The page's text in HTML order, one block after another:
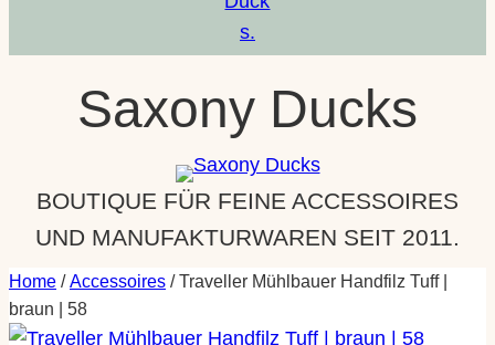
m
Saxony Ducks
BOUTIQUE FÜR FEINE ACCESSOIRES
UND MANUFAKTURWAREN SEIT 2011.
Home /Accessoires / Traveller Mühlbauer Handfilz Tuff |
braun | 58